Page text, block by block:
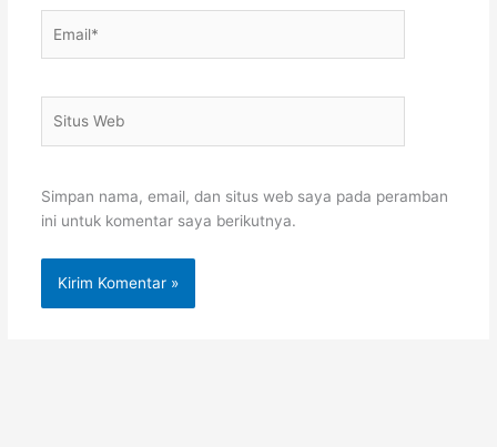
Web
Simpan nama, email, dan situs web saya pada peramban
ini untuk komentar saya berikutnya.